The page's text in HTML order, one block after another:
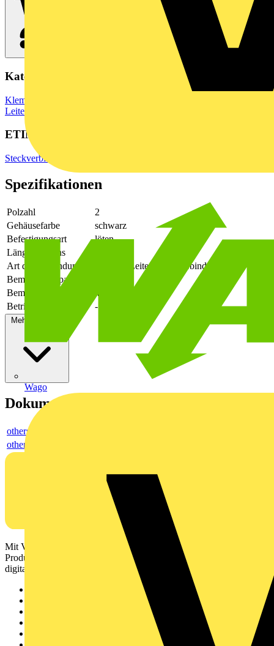
Wago
Kategorien
Klemmen, Steckverbinder & Verbindungselemente
Leiterplattensteckverbinder
ETIM Group
Steckverbinder
Spezifikationen
Polzahl
2
Gehäusefarbe
schwarz
Befestigungsart
löten
Länge des Pins
Art der Verbindung
flexibler Leiterplattenverbinder
Bemessungsspannung
Bemessungsstrom In
41
Betriebstemperatur
-50 - 130
Mehr anzeigen
Dokumente
others
others
Mit Voltimum erhalten Elektrofachkräfte Zugang zu Branchennews,
Produktinformationen, Schulungen und Tools – alles auf einer
digitalen Plattform und Community.